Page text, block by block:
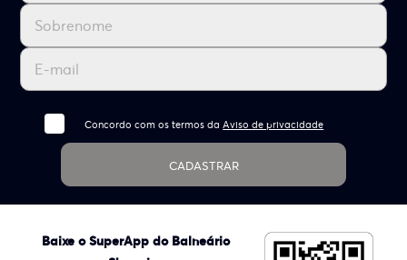
Concordo com os termos daAviso de privacidade
CADASTRAR
Baixe o SuperApp do Balneário